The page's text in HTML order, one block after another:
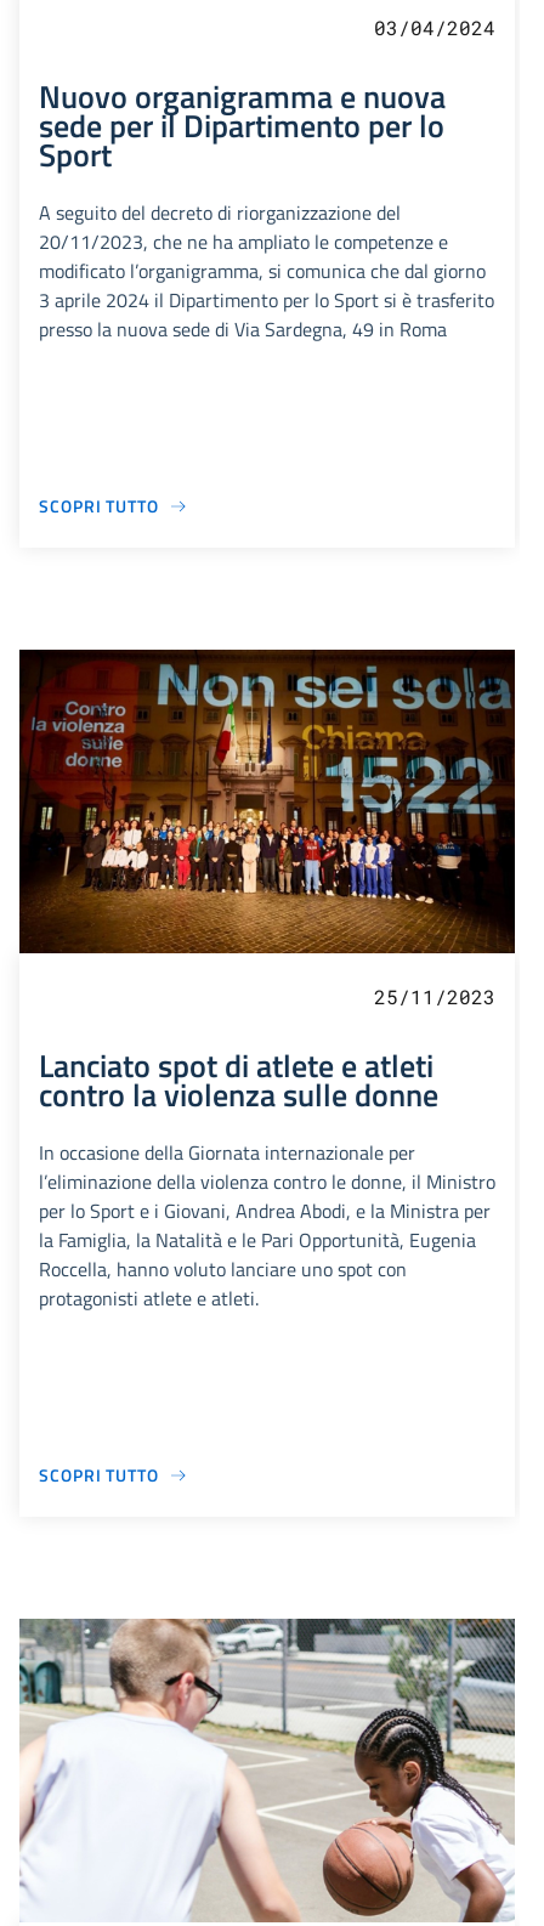
03/04/2024
Nuovo organigramma e nuova
sede per il Dipartimento per lo
Sport
A seguito del decreto di riorganizzazione del
20/11/2023, che ne ha ampliato le competenze e
modificato l’organigramma, si comunica che dal giorno
3 aprile 2024 il Dipartimento per lo Sport si è trasferito
presso la nuova sede di Via Sardegna, 49 in Roma
SCOPRI TUTTO
25/11/2023
Lanciato spot di atlete e atleti
contro la violenza sulle donne
In occasione della Giornata internazionale per
l’eliminazione della violenza contro le donne, il Ministro
per lo Sport e i Giovani, Andrea Abodi, e la Ministra per
la Famiglia, la Natalità e le Pari Opportunità, Eugenia
Roccella, hanno voluto lanciare uno spot con
protagonisti atlete e atleti.
SCOPRI TUTTO